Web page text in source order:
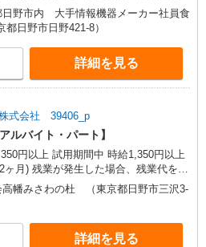
途支給します。
日野市内 大手情報機器メーカー社員食
日野市日野421-8）
詳細を見る
式会社 39406_p
ルバイト・パート】
用期間中 時給1,350円以上
場合、残業代を1
途支給します。
高幡みさわの杜 （東京都日野市三沢3-
詳細を見る